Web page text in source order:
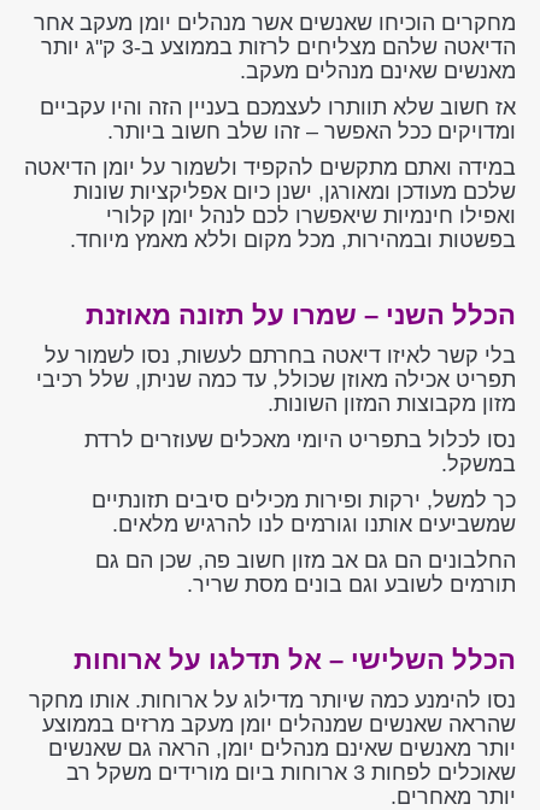
מחקרים הוכיחו שאנשים אשר מנהלים יומן מעקב אחר
הדיאטה שלהם מצליחים לרזות בממוצע ב-3 ק"ג יותר
מאנשים שאינם מנהלים מעקב.
אז חשוב שלא תוותרו לעצמכם בעניין הזה והיו עקביים
ומדויקים ככל האפשר – זהו שלב חשוב ביותר.
במידה ואתם מתקשים להקפיד ולשמור על יומן הדיאטה
שלכם מעודכן ומאורגן, ישנן כיום אפליקציות שונות
ואפילו חינמיות שיאפשרו לכם לנהל יומן קלורי
בפשטות ובמהירות, מכל מקום וללא מאמץ מיוחד.
הכלל השני – שמרו על תזונה מאוזנת
בלי קשר לאיזו דיאטה בחרתם לעשות, נסו לשמור על
תפריט אכילה מאוזן שכולל, עד כמה שניתן, שלל רכיבי
מזון מקבוצות המזון השונות.
נסו לכלול בתפריט היומי מאכלים שעוזרים לרדת
במשקל.
כך למשל, ירקות ופירות מכילים סיבים תזונתיים
שמשביעים אותנו וגורמים לנו להרגיש מלאים.
החלבונים הם גם אב מזון חשוב פה, שכן הם גם
תורמים לשובע וגם בונים מסת שריר.
הכלל השלישי – אל תדלגו על ארוחות
נסו להימנע כמה שיותר מדילוג על ארוחות. אותו מחקר
שהראה שאנשים שמנהלים יומן מעקב מרזים בממוצע
יותר מאנשים שאינם מנהלים יומן, הראה גם שאנשים
שאוכלים לפחות 3 ארוחות ביום מורידים משקל רב
יותר מאחרים.